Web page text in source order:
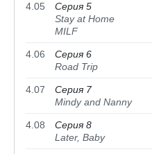
4.05
Серия 5
Stay at Home
MILF
4.06
Серия 6
Road Trip
4.07
Серия 7
Mindy and Nanny
4.08
Серия 8
Later, Baby